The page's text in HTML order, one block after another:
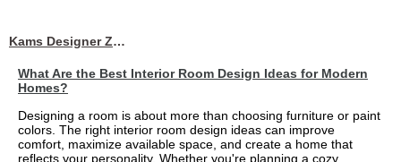
Kams Designer Zone
What Are the Best Interior Room Design Ideas for Modern
Homes?
Designing a room is about more than choosing furniture or paint
colors. The right interior room design ideas can improve
comfort, maximize available space, and create a home that
reflects your personality. Whether you're planning a cozy